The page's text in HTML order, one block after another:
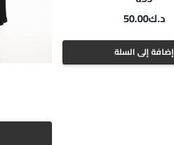
د.ك50.00
إضافة إلى السلة